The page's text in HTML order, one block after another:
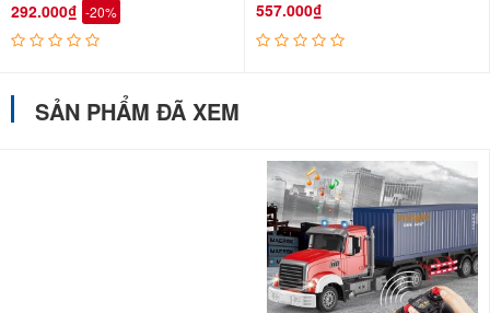
292.000₫ -20% 557.000₫
SẢN PHẨM ĐÃ XEM